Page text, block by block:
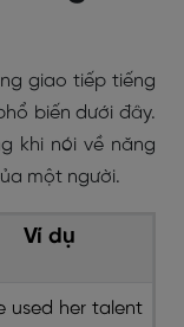
giao tiếp tiếng
biến dưới đây.
khi nói về năng
một người.
Ví dụ
used her talent